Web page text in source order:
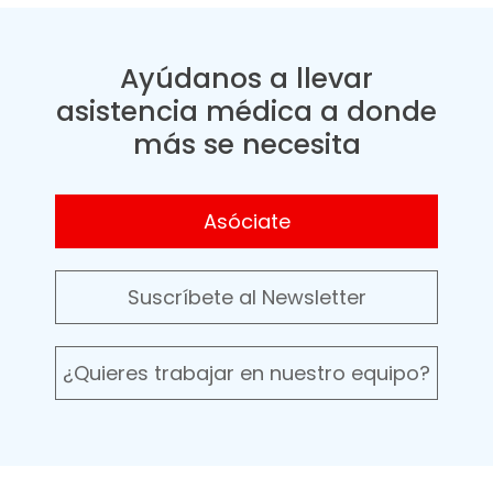
Ayúdanos a llevar
asistencia médica a donde
más se necesita
Asóciate
Suscríbete al Newsletter
¿Quieres trabajar en nuestro equipo?